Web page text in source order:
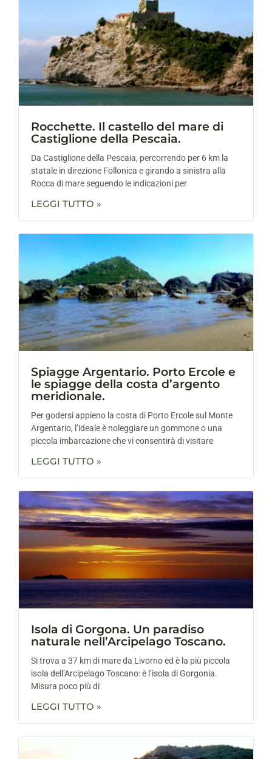
Rocchette. Il castello del mare di
Castiglione della Pescaia.
Da Castiglione della Pescaia, percorrendo per 6 km la
statale in direzione Follonica e girando a sinistra alla
Rocca di mare seguendo le indicazioni per
LEGGI TUTTO »
Spiagge Argentario. Porto Ercole e
le spiagge della costa d’argento
meridionale.
Per godersi appieno la costa di Porto Ercole sul Monte
Argentario, l’ideale è noleggiare un gommone o una
piccola imbarcazione che vi consentirà di visitare
LEGGI TUTTO »
Isola di Gorgona. Un paradiso
naturale nell’Arcipelago Toscano.
Si trova a 37 km di mare da Livorno ed è la più piccola
isola dell’Arcipelago Toscano: è l’isola di Gorgonia.
Misura poco più di
LEGGI TUTTO »